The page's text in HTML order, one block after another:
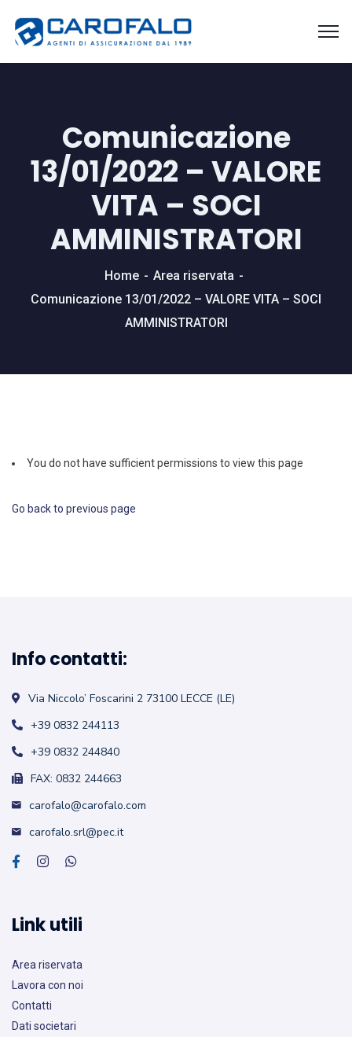
Comunicazione
13/01/2022 – VALORE
VITA – SOCI
AMMINISTRATORI
Home
Area riservata
Comunicazione 13/01/2022 – VALORE VITA – SOCI
AMMINISTRATORI
You do not have sufficient permissions to view this page
Go back to previous page
Info contatti:
Via Niccolo’ Foscarini 2 73100 LECCE (LE)
+39 0832 244113
+39 0832 244840
FAX: 0832 244663
carofalo@carofalo.com
carofalo.srl@pec.it
Link utili
Area riservata
Lavora con noi
Contatti
Dati societari